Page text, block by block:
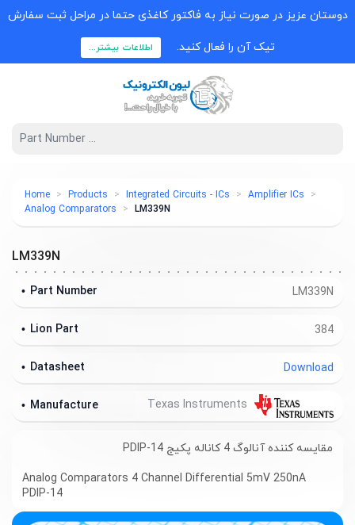
دوستان عزیز در صورت نیاز به فاکتور کاغذی حتما در مراحل ثبت سفارش
تیک آن را فعال کنید. اطلاعات بیشتر...
Home Products Integrated Circuits - ICs
Amplifier ICs
Analog Comparators
LM339N
LM339N
LM339N
Part Number
384
Lion Part
Download
Datasheet
Manufacture
مقایسه کننده آنالوگ 4 کاناله پکیج PDIP-14
Analog Comparators 4 Channel Differential 5mV 250nA
PDIP-14